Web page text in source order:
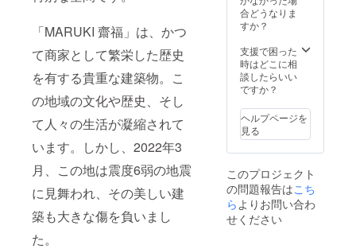
「MARUKI 齋福」は、かつ
て商家として繁栄した歴史
を有する貴重な建築物。こ
の地域の文化や歴史、そし
て人々の生活が凝縮されて
います。しかし、2022年3
月、この地は震度6弱の地震
に見舞われ、その美しい建
築も大きな傷を負いまし
た。
確認く
有効期
限：
2025年
11月30
約は公
い致し
ます）
※有効期
限：
11月30
日まで
【宿の
概要】
チェッ
クイ
ン
15:00〜
合どうなりま
すか？
支援で困った
時はどこに相
談したらいい
ですか？
ヘルプページを
見る
このプロジェクト
の問題報告はこち
らよりお問い合わ
せください